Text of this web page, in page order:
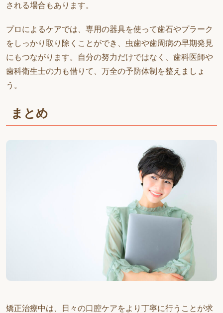
される場合もあります。
プロによるケアでは、専用の器具を使って歯石やプラーク
をしっかり取り除くことができ、虫歯や歯周病の早期発見
にもつながります。自分の努力だけではなく、歯科医師や
歯科衛生士の力も借りて、万全の予防体制を整えましょ
う。
まとめ
矯正治療中は、日々の口腔ケアをより丁寧に行うことが求